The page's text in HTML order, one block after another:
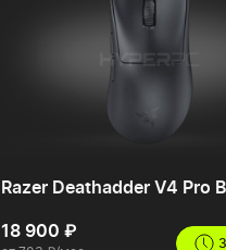
Razer Deathadder V4 Pro
18 900 ₽